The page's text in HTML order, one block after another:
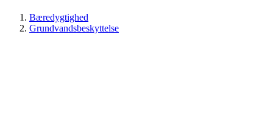
Bæredygtighed
Grundvandsbeskyttelse